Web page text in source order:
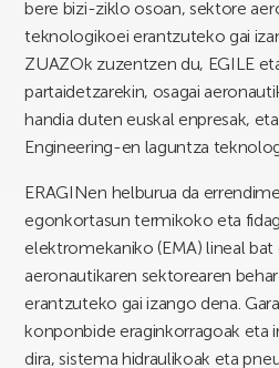
bere bizi-ziklo osoan, sektore
teknologikoei erantzuteko gai
ZUAZOk zuzentzen du, EGILE
partaidetzarekin, osagai
handia duten euskal enpresak,
Engineering-en laguntza
ERAGINen helburua da
egonkortasun termikoko eta
elektromekaniko (EMA) lineal bat
aeronautikaren sektorearen
erantzuteko gai izango dena.
konponbide eraginkorragoak eta
dira, sistema hidraulikoak eta